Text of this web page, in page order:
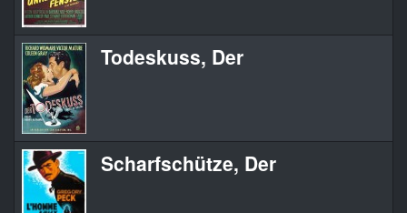
Todeskuss, Der
Scharfschütze, Der